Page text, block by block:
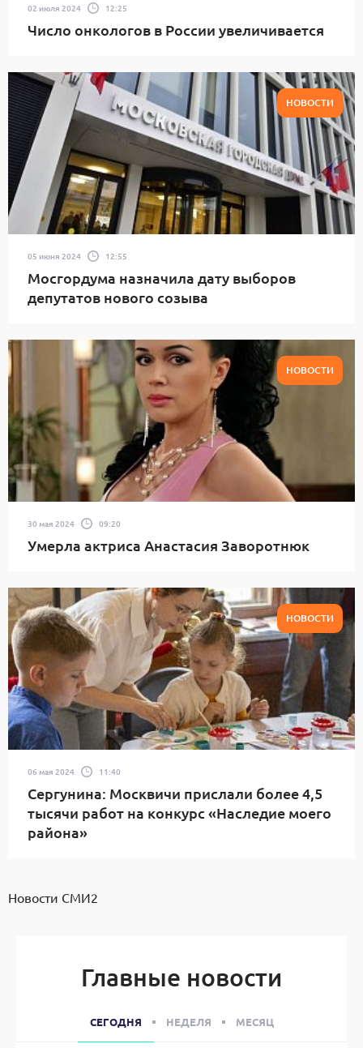
02 июля 2024 12:25
Число онкологов в России увеличивается
НОВОСТИ
05 июня 2024 12:55
Мосгордума назначила дату выборов
депутатов нового созыва
НОВОСТИ
30 мая 2024 09:20
Умерла актриса Анастасия Заворотнюк
НОВОСТИ
06 мая 2024 11:40
Сергунина: Москвичи прислали более 4,5
тысячи работ на конкурс «Наследие моего
района»
Новости СМИ2
Главные новости
СЕГОДНЯ НЕДЕЛЯ МЕСЯЦ